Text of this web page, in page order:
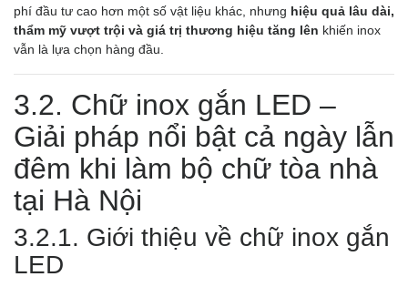
phí đầu tư cao hơn một số vật liệu khác, nhưng hiệu quả lâu dài,
thẩm mỹ vượt trội và giá trị thương hiệu tăng lên khiến inox
vẫn là lựa chọn hàng đầu.
3.2. Chữ inox gắn LED –
Giải pháp nổi bật cả ngày lẫn
đêm khi làm bộ chữ tòa nhà
tại Hà Nội
3.2.1. Giới thiệu về chữ inox gắn
LED